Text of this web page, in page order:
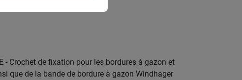
- Crochet de fixation pour les bordures à gazon et
que de la bande de bordure à gazon Windhager